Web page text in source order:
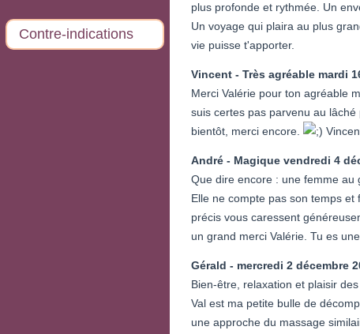
Contre-indications
plus profonde et rythmée. Un
Un voyage qui plaira au plus
vie puisse t'apporter.
Vincent - Très agréable mardi
Merci Valérie pour ton agréable
suis certes pas parvenu au
bientôt, merci encore.
André - Magique vendredi 4
Que dire encore : une femme
Elle ne compte pas son temps
précis vous caressent
un grand merci Valérie. Tu es
Gérald - mercredi 2 décembre
Bien-être, relaxation et plaisir
Val est ma petite bulle de
une approche du massage